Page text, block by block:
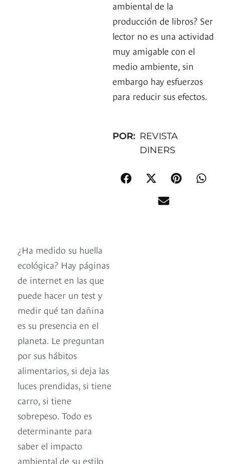
ambiental de la
producción de libros? Ser
lector no es una actividad
muy amigable con el
medio ambiente, sin
embargo hay esfuerzos
para reducir sus efectos.
POR: REVISTA
DINERS
¿Ha medido su huella
ecológica? Hay páginas
de internet en las que
puede hacer un test y
medir qué tan dañina
es su presencia en el
planeta. Le preguntan
por sus hábitos
alimentarios, si deja las
luces prendidas, si tiene
carro, si tiene
sobrepeso. Todo es
determinante para
saber el impacto
ambiental de su estilo